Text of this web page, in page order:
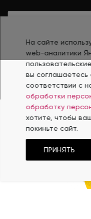
ЗАКАЗАТЬ ЗВОНОК
На сайте
web-аналитики
вы соглашаетесь
соответствии с
обработки
обработку
хотите, чтобы
покиньте сайт.
ПРИНЯТЬ